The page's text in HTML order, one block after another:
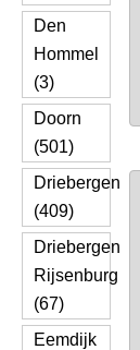
Den
Hommel
(3)
Doorn
(501)
Driebergen
(409)
Driebergen
Rijsenburg
(67)
Eemdijk